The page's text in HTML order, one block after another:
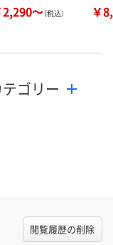
2,290～（税込） ￥
ゴリー
閲覧履歴の削除